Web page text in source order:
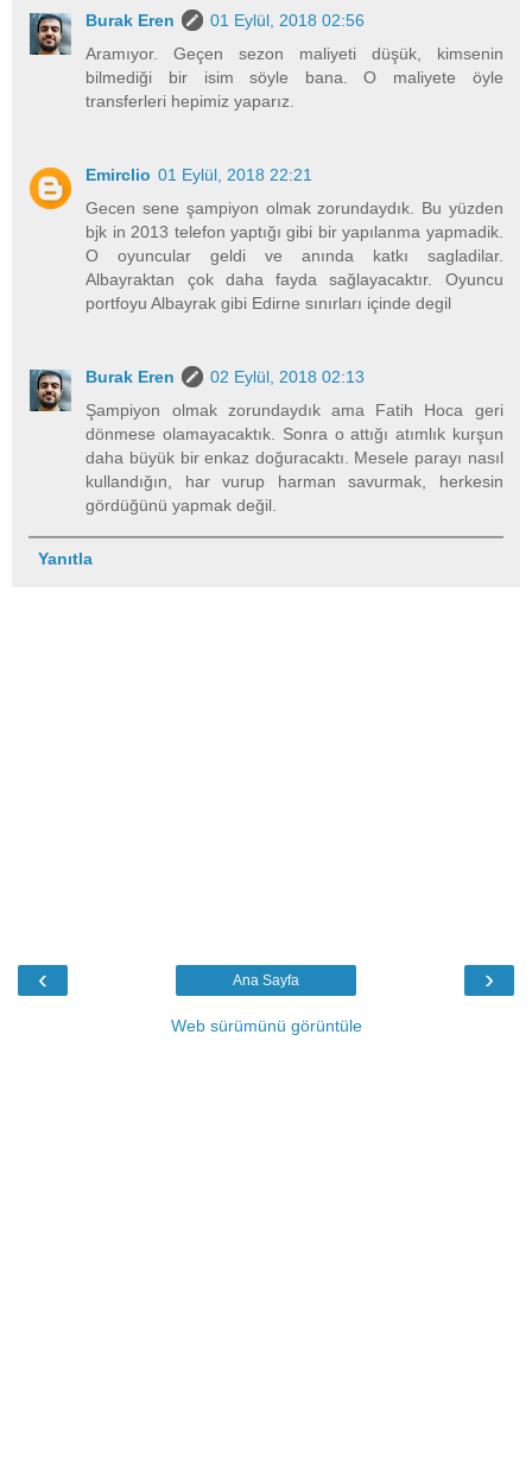
Burak Eren
01 Eylül, 2018 02:56
Aramıyor. Geçen sezon maliyeti düşük, kimsenin
bilmediği bir isim söyle bana. O maliyete öyle
transferleri hepimiz yaparız.
Emirclio 01 Eylül, 2018 22:21
Gecen sene şampiyon olmak zorundaydık. Bu yüzden
bjk in 2013 telefon yaptığı gibi bir yapılanma yapmadik.
O oyuncular geldi ve anında katkı sagladilar.
Albayraktan çok daha fayda sağlayacaktır. Oyuncu
portfoyu Albayrak gibi Edirne sınırları içinde degil
Burak Eren
02 Eylül, 2018 02:13
Şampiyon olmak zorundaydık ama Fatih Hoca geri
dönmese olamayacaktık. Sonra o attığı atımlık kurşun
daha büyük bir enkaz doğuracaktı. Mesele parayı nasıl
kullandığın, har vurup harman savurmak, herkesin
gördüğünü yapmak değil.
Yanıtla
‹ ›
Ana Sayfa
Web sürümünü görüntüle